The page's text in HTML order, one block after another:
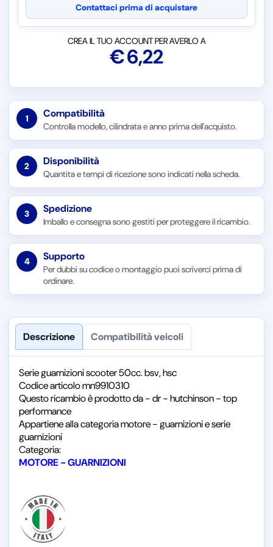
Contattaci prima di acquistare
CREA IL TUO ACCOUNT PER AVERLO A
€6,22
1 Compatibilità
Controlla modello, cilindrata e anno prima dell'acquisto.
2 Disponibilità
Quantita e tempi di ricezione sono indicati nella scheda.
3 Spedizione
Imballo e consegna sono gestiti per proteggere il ricambio.
4 Supporto
Per dubbi su codice o montaggio puoi scriverci prima di
ordinare.
Descrizione Compatibilità veicoli
Serie guarnizioni scooter 50cc. bsv, hsc
Codice articolo mn9910310
Questo ricambio è prodotto da - dr - hutchinson - top
performance
Appartiene alla categoria motore - guarnizioni e serie
guarnizioni
Categoria:
MOTORE - GUARNIZIONI